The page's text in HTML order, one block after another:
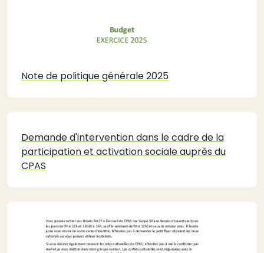
Note de politique générale 2025
Demande d'intervention dans le cadre de la
participation et activation sociale auprès du
CPAS